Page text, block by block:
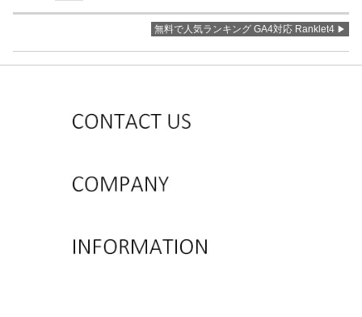
無料で人気ランキング GA4対応 Ranklet4